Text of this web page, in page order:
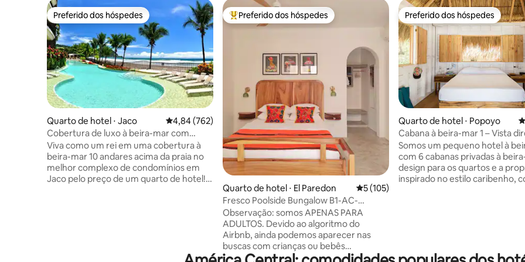
Preferido dos hóspedes
Preferido dos hóspedes
Quarto de hotel ⋅ Jaco 4,84 de uma avaliação média de 5, 762 avaliações
4,84 (762)
Cobertura de luxo à beira-mar com
piscina e jacuzzi
Viva como um rei em uma cobertura à
beira-mar 10 andares acima da praia no
melhor complexo de condomínios em
Jaco pelo preço de um quarto de hotel!
quarto principal privativo com banheiro
Entre os melhores preferidos dos hóspedes
Preferido dos hóspedes
Quarto de hotel ⋅ El Paredon 5 de uma avaliação média de 5, 105
5 (105)
Fresco Poolside Bungalow B1-AC-
PrivBath-HotWater
Observação: somos APENAS PARA
ADULTOS. Devido ao algoritmo do
Airbnb, ainda podemos aparecer nas
buscas com crianças ou bebês
selecionados. Com uma capacidade
Preferido dos hóspedes
Preferido dos hóspedes
Quarto de hotel ⋅ Popoyo
Cabana à beira-mar 1 – Vista
mar
Somos um pequeno hotel à
com 6 cabanas privadas à beira-
design para os quartos e a
inspirado no estilo caribenho,
praia. Os hóspedes partilham cozinha,